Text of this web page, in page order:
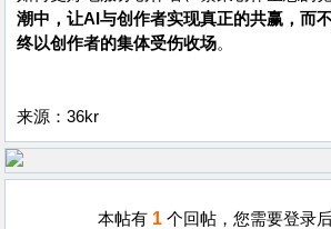
潮中，让AI与创作者实现真正的共赢，而
终以创作者的集体受伤收场。
来源：36kr
本帖有 1 个回帖，您需要登录